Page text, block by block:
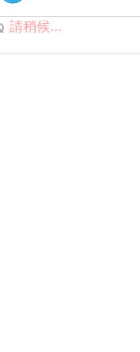
請稍候...